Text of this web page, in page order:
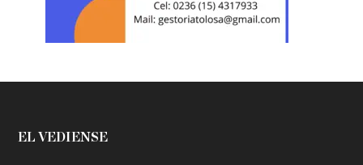
EL VEDIENSE